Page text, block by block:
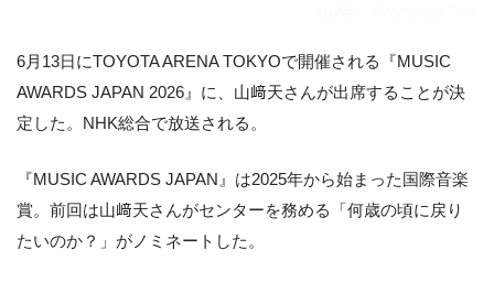
6月13日にTOYOTA ARENA TOKYOで開催される『MUSIC
AWARDS JAPAN 2026』に、山﨑天さんが出席することが決
定した。NHK総合で放送される。
『MUSIC AWARDS JAPAN』は2025年から始まった国際音楽
賞。前回は山﨑天さんがセンターを務める「何歳の頃に戻り
たいのか？」がノミネートした。